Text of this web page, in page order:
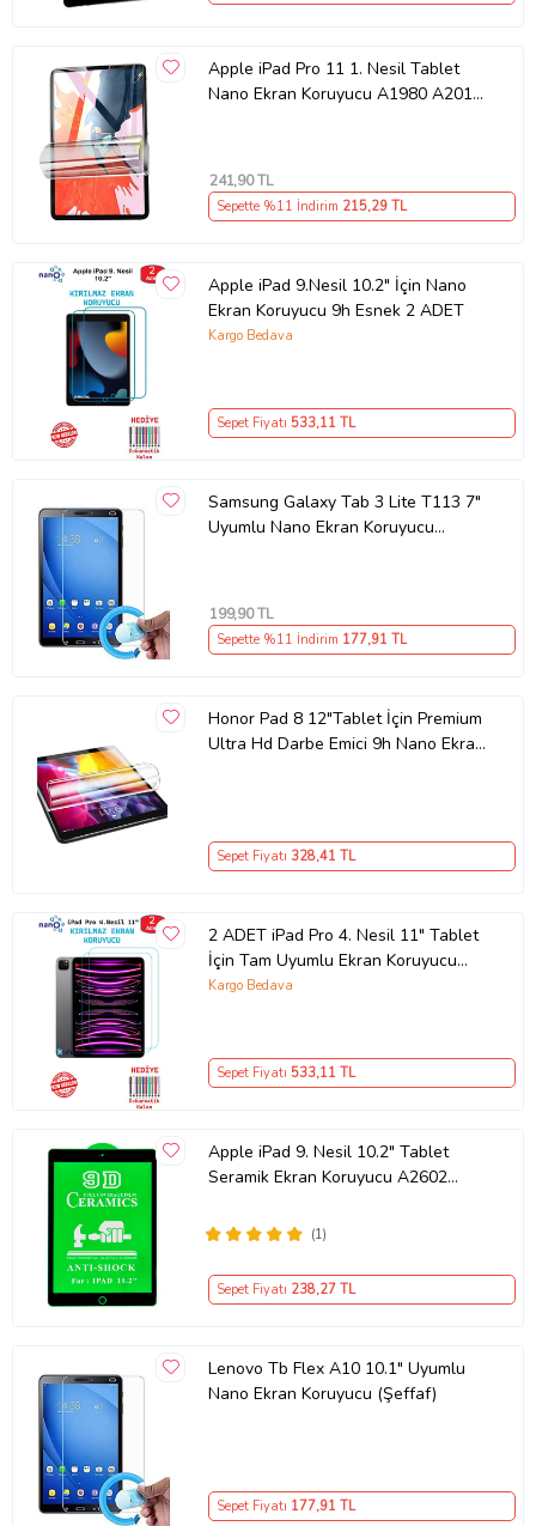
Apple iPad Pro 11 1. Nesil Tablet
Nano Ekran Koruyucu A1980 A2013
241,90 TL
Sepette %11 İndirim 215,29 TL
Apple iPad 9.Nesil 10.2" İçin Nano
Ekran Koruyucu 9h Esnek 2 ADET
Kargo Bedava
Sepet Fiyatı 533,11 TL
Samsung Galaxy Tab 3 Lite T113 7"
Uyumlu Nano Ekran Koruyucu
199,90 TL
Sepette %11 İndirim 177,91 TL
Honor Pad 8 12"Tablet İçin Premium
Ultra Hd Darbe Emici 9h Nano Ekran
Sepet Fiyatı 328,41 TL
2 ADET iPad Pro 4. Nesil 11" Tablet
İçin Tam Uyumlu Ekran Koruyucu
Şeffaf Cam Nano HD Esnek Kırılmaz
Kargo Bedava
Sepet Fiyatı 533,11 TL
Apple iPad 9. Nesil 10.2" Tablet
Seramik Ekran Koruyucu A2602
(1)
Sepet Fiyatı 238,27 TL
Lenovo Tb Flex A10 10.1" Uyumlu
Nano Ekran Koruyucu (Şeffaf)
Sepet Fiyatı 177,91 TL